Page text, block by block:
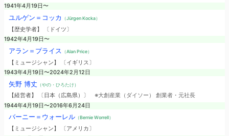
1941年4月19日〜
ユルゲン＝コッカ （Jürgen Kocka）
【歴史学者】 〔ドイツ〕
1942年4月19日〜
アラン＝プライス （Alan Price）
【ミュージシャン】 〔イギリス〕
1943年4月19日〜2024年2月12日
矢野 博丈 （やの・ひろたけ）
【経営者】 〔日本（広島県）〕 ※大創産業（ダイソー） 創業者・元社長
1944年4月19日〜2016年6月24日
バーニー＝ウォーレル（Bernie Worrell）
【ミュージシャン】 〔アメリカ〕